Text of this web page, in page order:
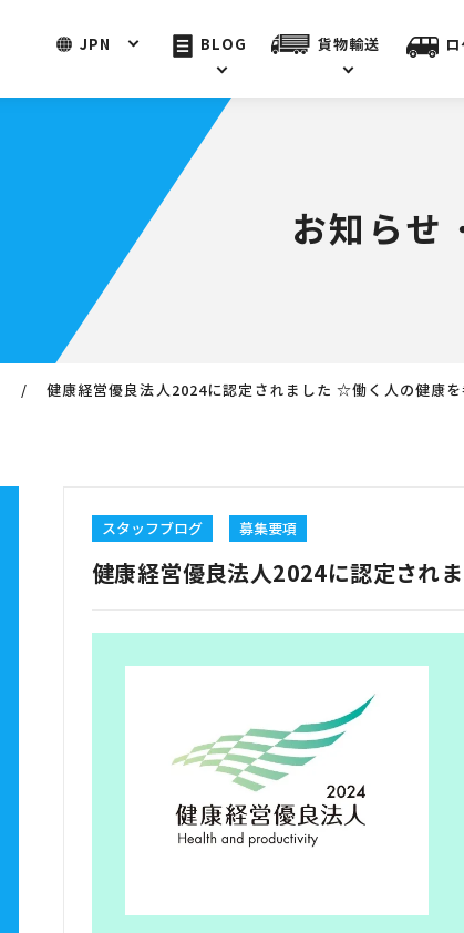
JPN BLOG 貨物輸送
お知らせ
健康経営優良法人2024に認定されました ☆働く人の健康
スタッフブログ 募集要項
健康経営優良法人2024に認定され